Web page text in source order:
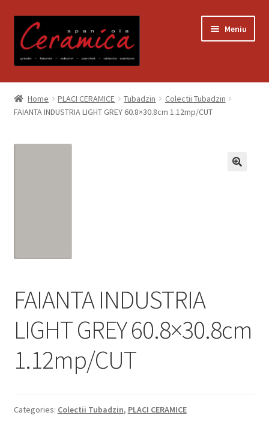
la
navigare
la
conținut
Meniu
Prima pagină
Blog
Contact
Plata si Livrare
Politică de confidențialitate
Politica de cookie
Home PLACI CERAMICE Tubadzin
Colectii Tubadzin
FAIANTA INDUSTRIA LIGHT GREY 60.8×30.8cm 1.12mp/CUT
FAIANTA INDUSTRIA
LIGHT GREY 60.8×30.8cm
1.12mp/CUT
Categories: Colectii Tubadzin, PLACI CERAMICE